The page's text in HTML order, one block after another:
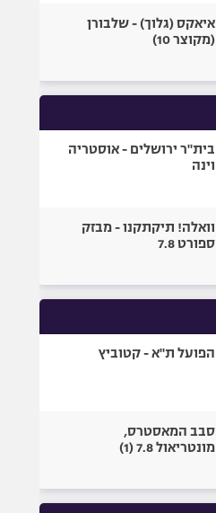
איאקס (גלוך) - שלבורן
(מקוצר 10)
בית"ר ירושלים - אוסטריה
וינה
וואלה! תיקתקנו - מבזק
ספורט 7.8
הפועל ת"א - קטוביץ
סבב המאסטרס,
מונטריאול 7.8 (1)